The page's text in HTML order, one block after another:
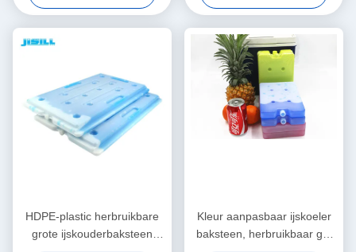
Bevroren Voedseldranken
voedsel bevroren
HDPE-plastic herbruikbare
grote ijskouderbaksteen
Kleur aanpasbaar ijskoeler
baksteen, herbruikbaar gel